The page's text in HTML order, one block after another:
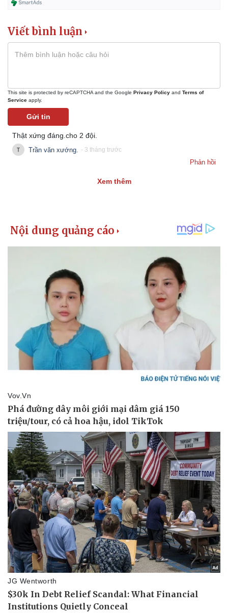
Kinh tế
Bất động sản
Khởi nghiệp
Thị trường
Tiêu dùng
Tỷ giá
Chứng khoán
Viết bình luận
This site is protected by reCAPTCHA and the Google Privacy Policy and Terms of
Service apply.
Gửi tin
Thật xứng đáng.cho 2 đội.
Trần văn xướng. - 3 tháng trước
Phản hồi
Xem thêm